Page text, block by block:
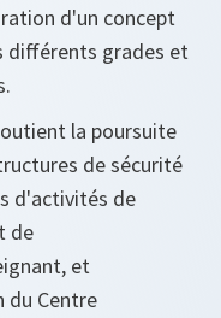
d'un concept
différents grades et
la poursuite
de sécurité
d'activités de
de
et
du Centre